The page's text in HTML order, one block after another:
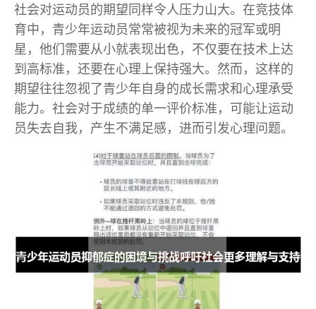
社会对运动员的期望同样令人压力山大。在竞技体
育中，青少年运动员常常被视为未来的冠军或明
星，他们需要从小就表现出色，不仅要在技术上达
到高标准，还要在心理上保持强大。然而，这样的
期望往往忽视了青少年自身的成长需求和心理承受
能力。社会对于成绩的单一评价标准，可能让运动
员失去自我，产生不满足感，进而引发心理问题。